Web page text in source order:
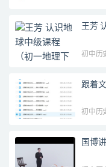
王芳
初中历
跟着
初中历
国博